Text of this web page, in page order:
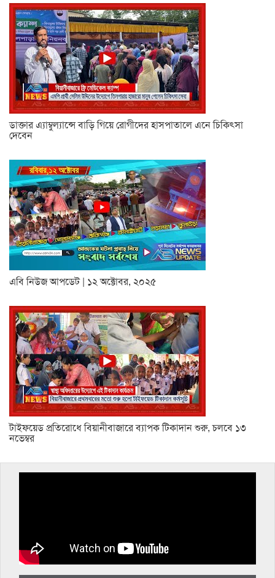
ডাক্তার এ্যাম্বুল্যান্সে বাড়ি গিয়ে রোগীদের হাসপাতালে এনে চিকিৎসা
দেবেন
এবি নিউজ আপডেট | ১২ অক্টোবর, ২০২৫
টাইফয়েড প্রতিরোধে বিয়ানীবাজারে ব্যাপক টিকাদান শুরু, চলবে ১৩
নভেম্বর